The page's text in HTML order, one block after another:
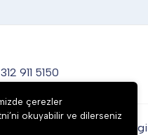
911 5150
Genel Bilgi
çerezler
okuyabilir ve dilerseniz